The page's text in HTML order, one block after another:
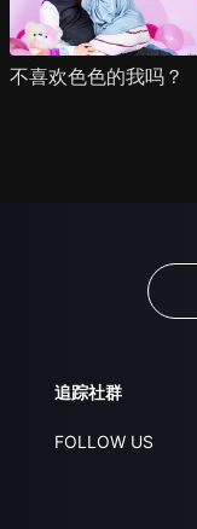
不喜欢色色的我吗？
追踪社群
FOLLOW US